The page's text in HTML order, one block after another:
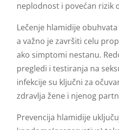
neplodnost i povećan rizik
Lečenje hlamidije
a važno je završiti celu
ako simptomi nestanu.
pregledi i testiranja na
infekcije su ključni za
zdravlja žene i njenog
Prevencija hlamidije